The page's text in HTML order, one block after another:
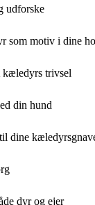
udforske
som motiv i dine
kæledyrs trivsel
din hund
dine
dyr og ejer